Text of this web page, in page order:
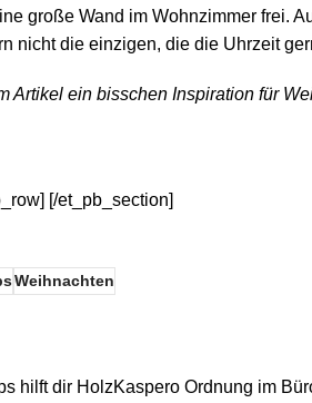
große Wand im Wohnzimmer frei.
nicht die einzigen, die die Uhrzeit
Artikel ein bisschen Inspiration für
[/et_pb_section]
Weihnachten
hilft dir HolzKaspero Ordnung im